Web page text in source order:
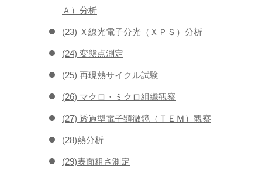
Ａ）分析
(23) Ｘ線光電子分光（ＸＰＳ）分析
(24) 変態点測定
(25) 再現熱サイクル試験
(26) マクロ・ミクロ組織観察
(27) 透過型電子顕微鏡（ＴＥＭ）観察
(28)熱分析
(29)表面粗さ測定